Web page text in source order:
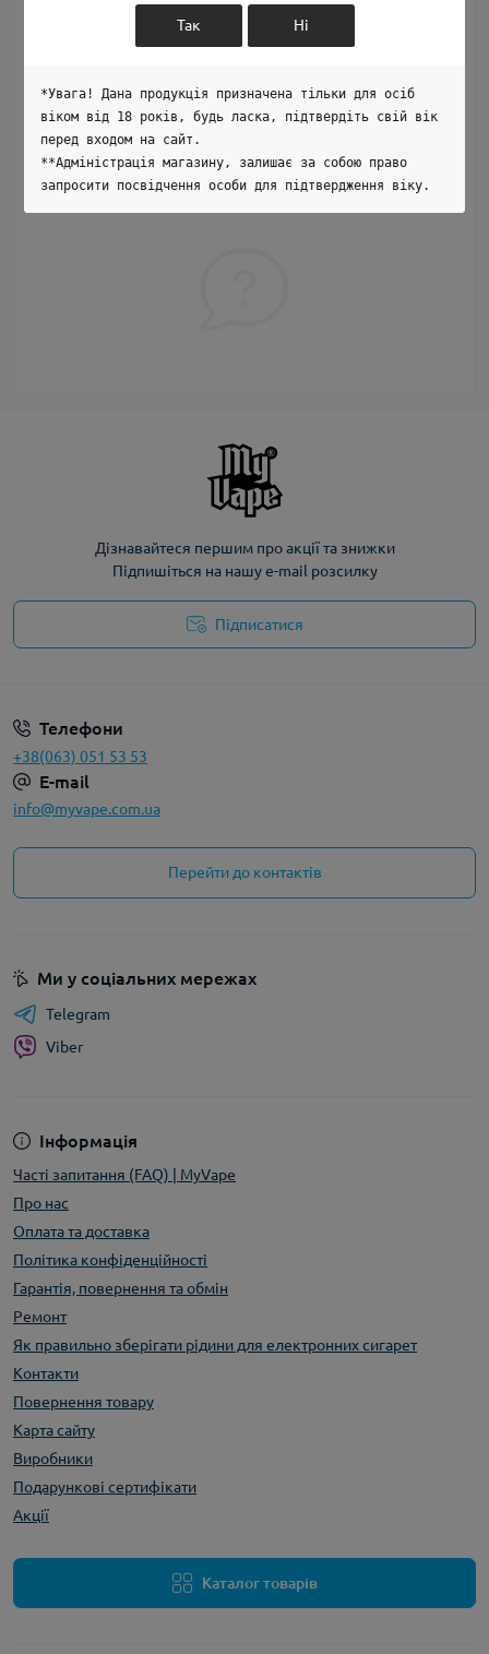
Додайте питання, і ми відповімо найближчим часом.
Немає питань про даний товар, станьте
першим і задайте своє питання.
Дізнавайтеся першим про акції та знижки
Підпишіться на нашу e-mail розсилку
Підписатися
Телефони
+38(063) 051 53 53
E-mail
info@myvape.com.ua
Перейти до контактів
Інформація
Часті запитання (FAQ) | MyVape
Про нас
Оплата та доставка
Політика конфіденційності
Гарантія, повернення та обмін
Ремонт
Як правильно зберігати рідини для електронних сигарет
Контакти
Повернення товару
Карта сайту
Виробники
Подарункові сертифікати
Акції
Каталог товарів
Ми у соціальних мережах
Telegram
Viber
Так Ні
*Увага! Дана продукція призначена тільки для осіб
віком від 18 років, будь ласка, підтвердіть свій вік
перед входом на сайт.
**Адміністрація магазину, залишає за собою право
запросити посвідчення особи для підтвердження віку.